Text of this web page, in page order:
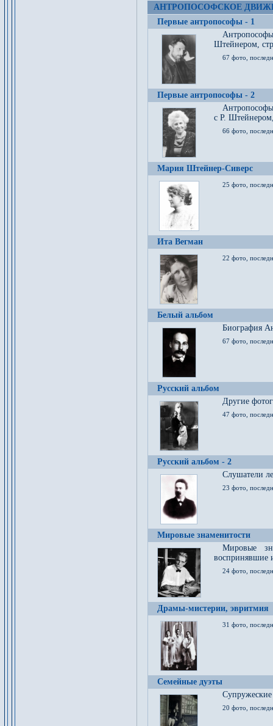
АНТРОПОСОФСКОЕ
Первые антропософы - 1
Штейнером,
67 фото,
Первые антропософы - 2
с Р.
66 фото,
Мария Штейнер-Сиверс
25 фото,
Ита Вегман
22 фото,
Белый альбом
Биография
67 фото,
Русский альбом
Другие
47 фото,
Русский альбом - 2
Cлушатели
23 фото,
Мировые знаменитости
Мировые
воспринявшие
24 фото,
Драмы-мистерии, эвритмия
31 фото,
Семейные дуэты
20 фото,